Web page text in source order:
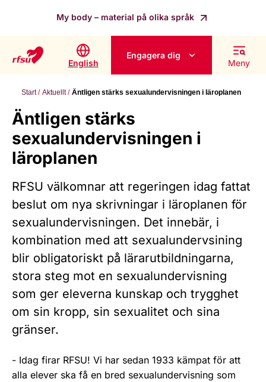
My body – material på olika språk
English
Engagera dig
Meny
Start Aktuellt Äntligen stärks sexualundervisningen i läroplanen
Äntligen stärks
sexualundervisningen i
läroplanen
RFSU välkomnar att regeringen idag fattat
beslut om nya skrivningar i läroplanen för
sexualundervisningen. Det innebär, i
kombination med att sexualundervsining
blir obligatoriskt på lärarutbildningarna,
stora steg mot en sexualundervisning
som ger eleverna kunskap och trygghet
om sin kropp, sin sexualitet och sina
gränser.
- Idag firar RFSU! Vi har sedan 1933 kämpat för att
alla elever ska få en bred sexualundervisning som